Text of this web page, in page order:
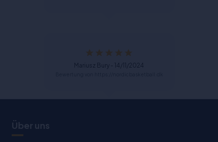
Mariusz Bury - 14/11/2024
Über uns